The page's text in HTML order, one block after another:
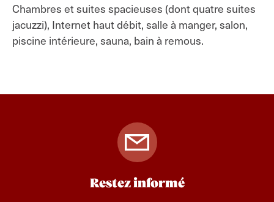
Chambres et suites spacieuses (dont quatre suites
jacuzzi), Internet haut débit, salle à manger, salon,
piscine intérieure, sauna, bain à remous.
Restez informé